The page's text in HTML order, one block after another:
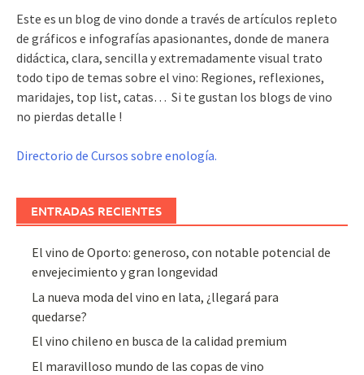
Este es un blog de vino donde a través de artículos repleto
de gráficos e infografías apasionantes, donde de manera
didáctica, clara, sencilla y extremadamente visual trato
todo tipo de temas sobre el vino: Regiones, reflexiones,
maridajes, top list, catas… Si te gustan los blogs de vino
no pierdas detalle !
Directorio de Cursos sobre enología.
ENTRADAS RECIENTES
El vino de Oporto: generoso, con notable potencial de
envejecimiento y gran longevidad
La nueva moda del vino en lata, ¿llegará para
quedarse?
El vino chileno en busca de la calidad premium
El maravilloso mundo de las copas de vino